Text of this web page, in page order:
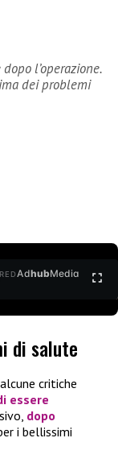
l’operazione.
dei problemi
AdhubMedia
di salute
critiche
essere
dopo
i bellissimi